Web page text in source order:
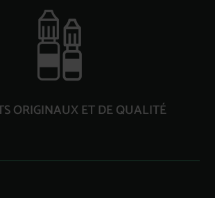
ORIGINAUX ET DE QUALITÉ